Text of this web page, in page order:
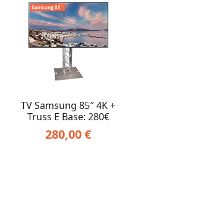
TV Samsung 85″ 4K +
Truss E Base: 280€
280,00€